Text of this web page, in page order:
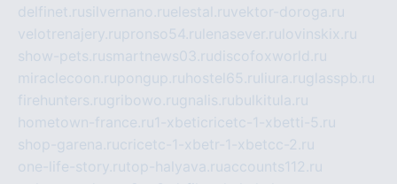
delfinet.rusilvernano.ruelestal.ruvektor-doroga.ru
velotrenajery.rupronso54.ru lenasever.ru lovinskix.ru
show-pets.rusmartnews03.rudiscofoxworld.ru
miraclecoon.rupongup.ru hostel65.ru liura.ruglasspb.ru
firehunters.rugribowo.rugnalis.rubulkitula.ru
hometown-france.ru1-xbeticricetc-1-xbetti-5.ru
shop-garena.rucricetc-1-xbetr-1-xbetcc-2.ru
one-life-story.rutop-halyava.ruaccounts112.ru